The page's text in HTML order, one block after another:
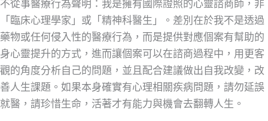
不從事醫療行為聲明：我是擁有國際證照的心靈諮商師，非
「臨床心理學家」或「精神科醫生」。差別在於我不是透過
藥物或任何侵入性的醫療行為，而是提供對應個案有幫助的
身心靈提升的方式，進而讓個案可以在諮商過程中，用更客
觀的角度分析自己的問題，並且配合建議做出自我改變，改
善人生課題。如果本身確實有心理相關疾病問題，請勿延誤
就醫，請珍惜生命，活著才有能力與機會去翻轉人生。